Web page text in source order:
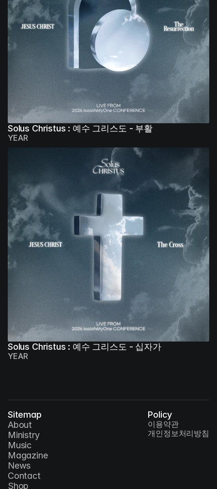
Solus Christus : 예수 그리스도 - 부활
YEAR
Solus Christus : 예수 그리스도 - 십자가
YEAR
Sitemap
About
Ministry
Music
Magazine
News
Contact
Shop
Policy
이용약관
개인정보처리방침